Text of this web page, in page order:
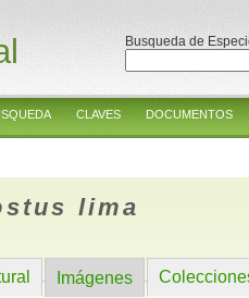
Busqueda de
CLAVES DOCUMENTOS
lima
Imágenes